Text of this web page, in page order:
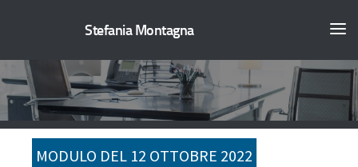
Stefania Montagna
MODULO DEL 12 OTTOBRE 2022